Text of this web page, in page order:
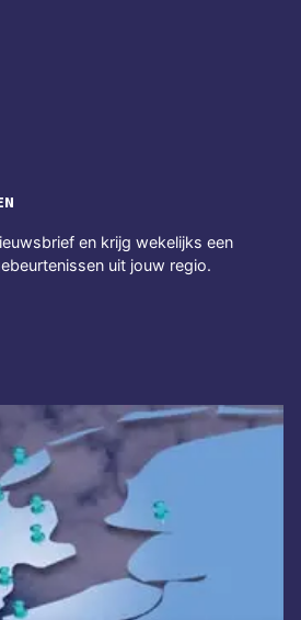
en krijg wekelijks een
uit jouw regio.